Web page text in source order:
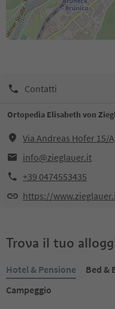
Contatti
Ortopedia Elisabeth von
Via Andreas Hofer 15/
info@zieglauer.it
+39 0474553435
https://
Trova il tuo
Hotel & Pensione Bed &
Campeggio